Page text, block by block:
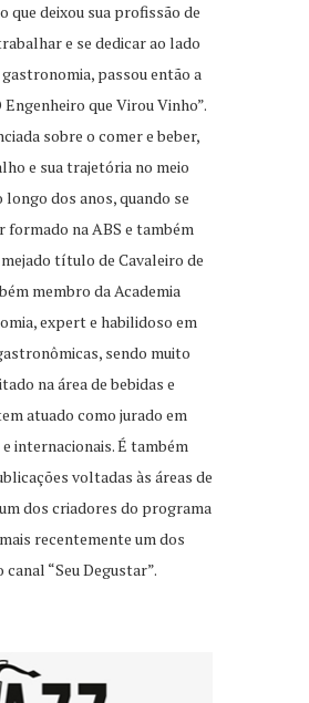
que deixou sua profissão de
e se dedicar ao lado
passou então a
que Virou Vinho”.
sobre o comer e beber,
e sua trajetória no meio
dos anos, quando se
na ABS e também
título de Cavaleiro de
membro da Academia
expert e habilidoso em
sendo muito
na área de bebidas e
atuado como jurado em
internacionais. É também
voltadas às áreas de
dos criadores do programa
recentemente um dos
“Seu Degustar”.